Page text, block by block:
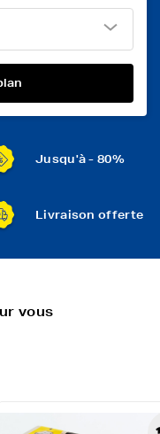
Jusqu'à - 80%
Livraison offerte
vous